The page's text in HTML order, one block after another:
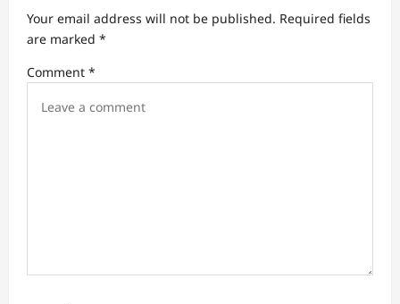
a
t
i
Your email address will not be published. Required fields
are marked *
Comment *